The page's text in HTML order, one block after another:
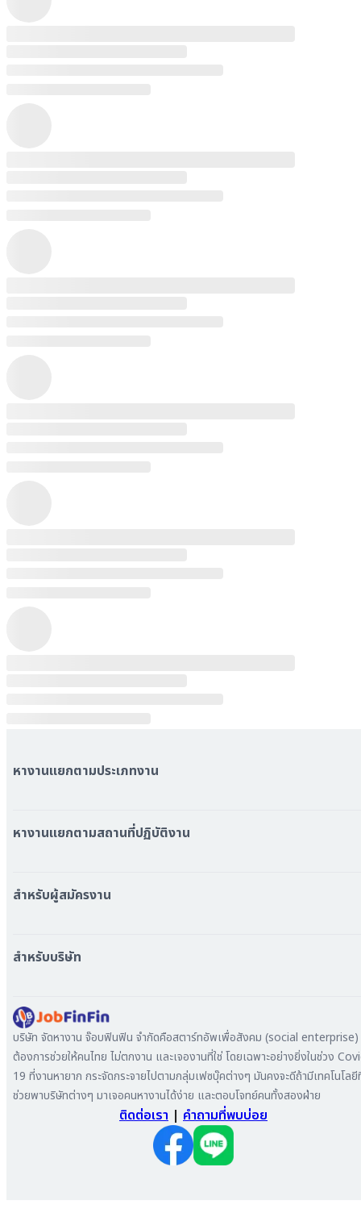
หางานแยกตามประเภทงาน
หมวดหมู่บริษัททั้งหมด
หางานแยกตามสถานที่ปฏิบัติงาน
หางาน กรุงเทพมหานคร
หางาน เชียงใหม่
หางาน สมุทรสาคร
หางาน ระยอง
หางาน สมุทรสาหางาน ภูเก็ต
หางาน พระนครศรีอยุธยา
สำหรับผู้สมัครงาน
เข้าสู่ระบบ
สำหรับบริษัท
ลงประกาศรับสมัครงาน
ค้นหาผู้สมัครงาน
ลงโฆษณา
บริษัท จัดหางาน จ๊อบฟินฟิน จำกัดคือสตาร์ทอัพเพื่อสังคม (social
ต้องการช่วยให้คนไทย ไม่ตกงาน และเจองานที่ใช่ โดยเฉพาะอย่างยิ่งในช่วง
19 ที่งานหายาก กระจัดกระจายไปตามกลุ่มเฟซบุ๊คต่างๆ มันคงจะดีถ้ามีเทคโนโล
ช่วยพาบริษัทต่างๆ มาเจอคนหางานได้ง่าย และตอบโจทย์คนทั้งสองฝ่าย
ติดต่อเรา | คำถามที่พบบ่อย